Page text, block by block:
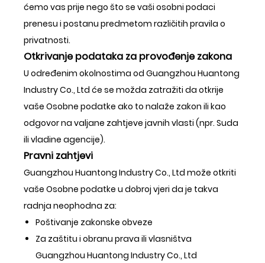
ćemo vas prije nego što se vaši osobni podaci
prenesu i postanu predmetom različitih pravila o
privatnosti.
Otkrivanje podataka za provođenje zakona
U određenim okolnostima od Guangzhou Huantong
Industry Co., Ltd će se možda zatražiti da otkrije
vaše Osobne podatke ako to nalaže zakon ili kao
odgovor na valjane zahtjeve javnih vlasti (npr. Suda
ili vladine agencije).
Pravni zahtjevi
Guangzhou Huantong Industry Co., Ltd može otkriti
vaše Osobne podatke u dobroj vjeri da je takva
radnja neophodna za:
Poštivanje zakonske obveze
Za zaštitu i obranu prava ili vlasništva
Guangzhou Huantong Industry Co., Ltd